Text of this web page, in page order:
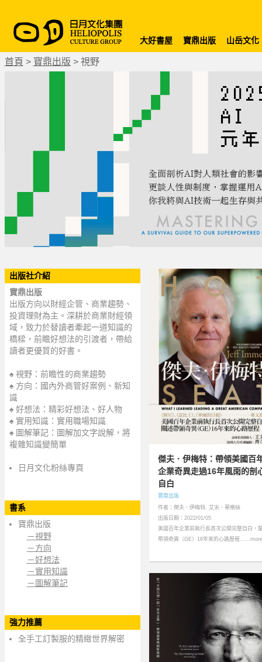
大好書屋 寶鼎出版 山岳文化
首頁 > 寶鼎出版 > 視野
出版社介紹
寶鼎出版
出版方向以財經企管、商業趨勢、
投資理財為主。深耕於商業財經領
域，致力於替讀者牽起一道知識的
橋樑，前瞻好想法的引渡者，帶給
讀者更優質的好書。
♠ 視野：前瞻性的商業趨勢
♠ 方向：國內外商管好案例、新知
識
♠ 好想法：精彩好想法、好人物
♠ 實用知識：實用職場知識
♠ 圖解筆記：圖解加文字說解，將
複雜知識變簡單
日月文化粉絲專頁
書系
寶鼎出版
－視野
－方向
－好想法
－實用知識
－圖解筆記
強力推薦
全手工訂製服的精緻世界解密
傑夫．伊梅特：帶領美國百
企業奇異走過16年風雨的剖
自白
寶鼎出版
作者：傑夫．伊梅特, 艾米．華樂絲
出版日期：2022/01/05
美國百年企業前執行長首次公開完整自白，
帶領奇異（GE）16年來的心路歷程……more